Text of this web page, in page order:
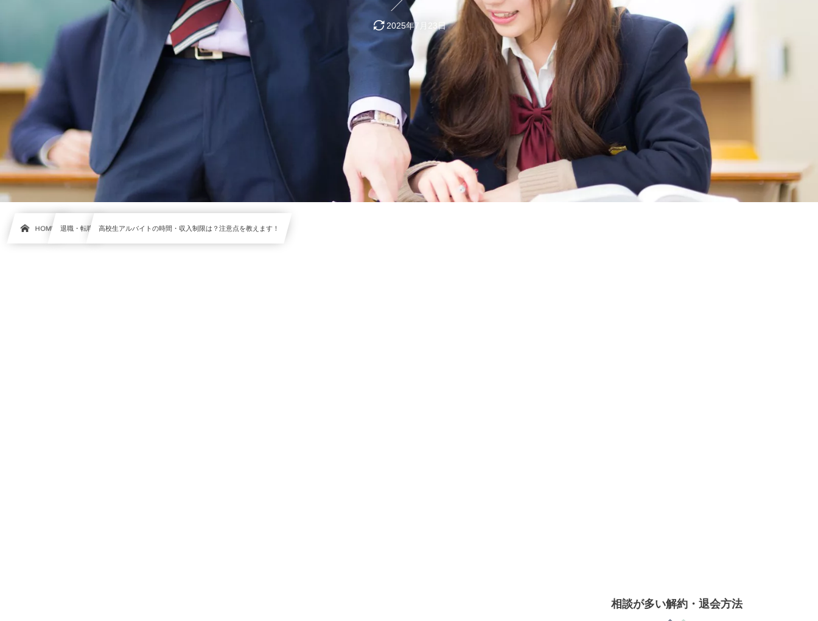
2025年7月23日
HOME 退職・転職 高校生アルバイトの時間・収入制限は？注意点を教えます！
相談が多い解約・退会方法